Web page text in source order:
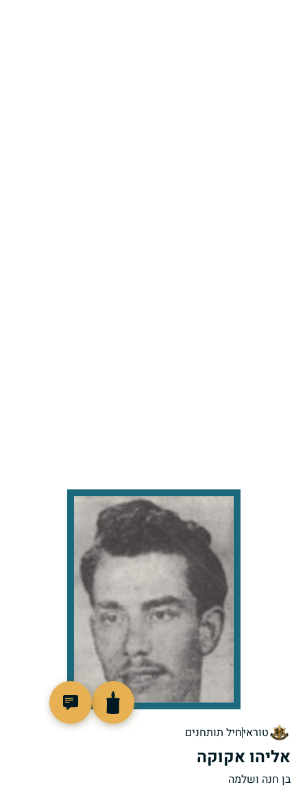
טוראיחיל תותחנים
אליהו אקוקה
בן חנה ושלמה